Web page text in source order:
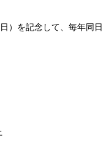
）を記念して、毎年同日